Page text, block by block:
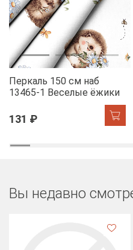
Перкаль 150 см наб
13465-1 Веселые ёжики
131 ₽
Вы недавно